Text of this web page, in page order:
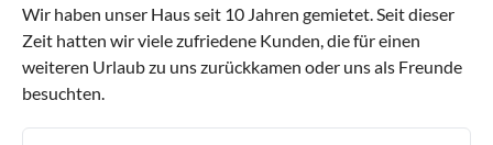
Wir haben unser Haus seit 10 Jahren gemietet. Seit dieser
Zeit hatten wir viele zufriedene Kunden, die für einen
weiteren Urlaub zu uns zurückkamen oder uns als Freunde
besuchten.